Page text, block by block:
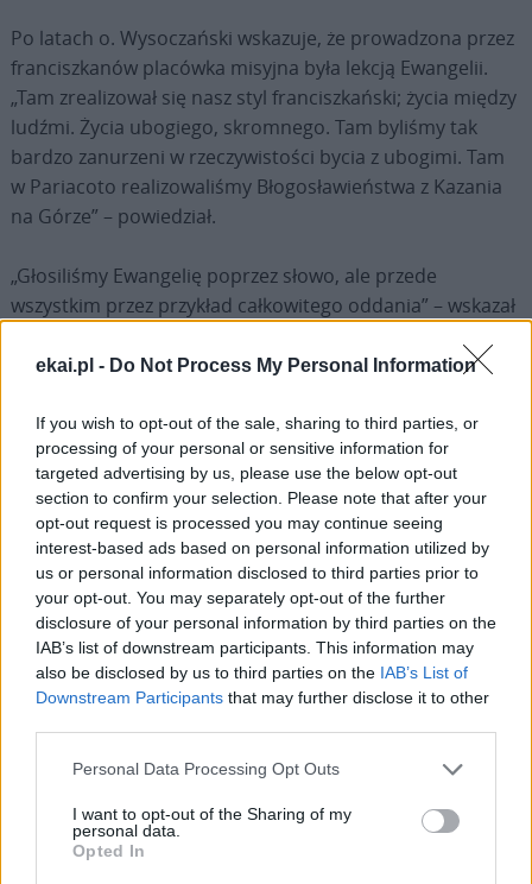
ekai.pl - Do Not Process My Personal Information
If you wish to opt-out of the sale, sharing to third parties, or
processing of your personal or sensitive information for
targeted advertising by us, please use the below opt-out
section to confirm your selection. Please note that after your
opt-out request is processed you may continue seeing
interest-based ads based on personal information utilized by
us or personal information disclosed to third parties prior to
your opt-out. You may separately opt-out of the further
disclosure of your personal information by third parties on the
IAB’s list of downstream participants. This information may
also be disclosed by us to third parties on the IAB’s List of
Downstream Participants that may further disclose it to other
Personal Data Processing Opt Outs
I want to opt-out of the Sharing of my
personal data.
Opted In
Po latach o. Wysoczański wskazuje, że prowadzona przez
franciszkanów placówka misyjna była lekcją Ewangelii.
„Tam zrealizował się nasz styl franciszkański; życia między
ludźmi. Życia ubogiego, skromnego. Tam byliśmy tak
bardzo zanurzeni w rzeczywistości bycia z ubogimi. Tam
w Pariacoto realizowaliśmy Błogosławieństwa z Kazania
na Górze” – powiedział.
„Głosiliśmy Ewangelię poprzez słowo, ale przede
wszystkim przez przykład całkowitego oddania” – wskazał
opuszczonym, a jeśli chodzi o „Michała” dzieciom i
Drogi Czytelniku,
cieszymy się, że odwiedzasz nasz portal. Jesteśmy
tu dla Ciebie!
Każdego dnia publikujemy najważniejsze
informacje z życia Kościoła w Polsce i na świecie.
Jednak bez Twojej pomocy sprostanie temu
zadaniu będzie coraz trudniejsze.
Dlatego prosimy Cię owsparcie portalu eKAI.pl za
pośrednictwem serwisu Patronite.
Dzięki Tobie będziemy mogli realizować naszą
misję. Więcej informacji znajdziesz